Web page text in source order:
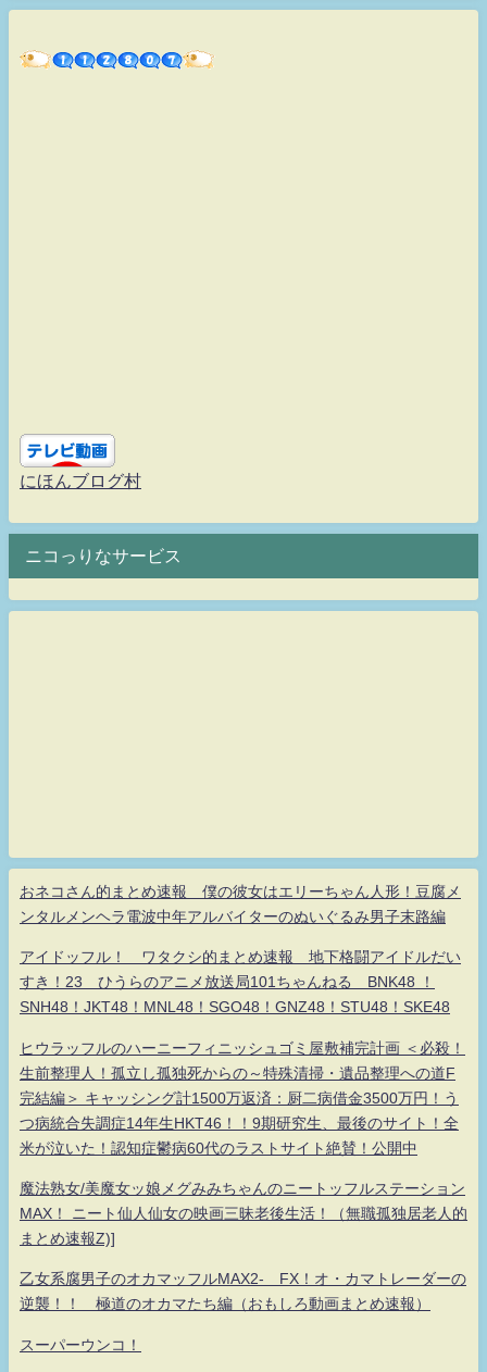
にほんブログ村
ニコっりなサービス
おネコさん的まとめ速報 僕の彼女はエリーちゃん人形！豆腐メ
ンタルメンヘラ電波中年アルバイターのぬいぐるみ男子末路編
アイドッフル！ ワタクシ的まとめ速報 地下格闘アイドルだい
すき！23 ひうらのアニメ放送局101ちゃんねる BNK48 ！
SNH48！JKT48！MNL48！SGO48！GNZ48！STU48！SKE48
ヒウラッフルのハーニーフィニッシュゴミ屋敷補完計画 ＜必殺！
生前整理人！孤立し孤独死からの～特殊清掃・遺品整理への道F
完結編＞ キャッシング計1500万返済：厨二病借金3500万円！う
つ病統合失調症14年生HKT46！！9期研究生、最後のサイト！全
米が泣いた！認知症鬱病60代のラストサイト絶賛！公開中
魔法熟女/美魔女ッ娘メグみみちゃんのニートッフルステーション
MAX！ ニート仙人仙女の映画三昧老後生活！（無職孤独居老人的
まとめ速報Z)]
乙女系腐男子のオカマッフルMAX2- FX！オ・カマトレーダーの
逆襲！！ 極道のオカマたち編（おもしろ動画まとめ速報）
スーパーウンコ！